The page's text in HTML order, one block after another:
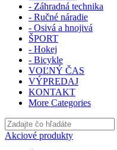
- Záhradná technika
- Ručné náradie
- Osivá a hnojivá
ŠPORT
- Hokej
- Bicykle
VOĽNÝ ČAS
VÝPREDAJ
KONTAKT
More Categories
Akciové produkty